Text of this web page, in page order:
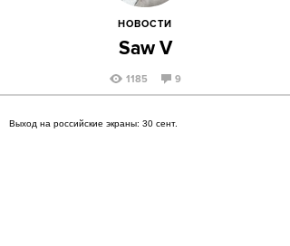
НОВОСТИ
Saw V
1185 9
Выход на российские экраны: 30 сент.